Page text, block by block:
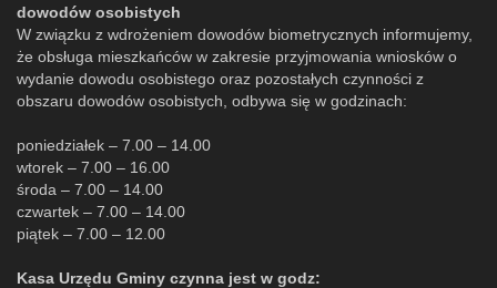
dowodów osobistych
W związku z wdrożeniem dowodów biometrycznych informujemy,
że obsługa mieszkańców w zakresie przyjmowania wniosków o
wydanie dowodu osobistego oraz pozostałych czynności z
obszaru dowodów osobistych, odbywa się w godzinach:
poniedziałek – 7.00 – 14.00
wtorek – 7.00 – 16.00
środa – 7.00 – 14.00
czwartek – 7.00 – 14.00
piątek – 7.00 – 12.00
Kasa Urzędu Gminy czynna jest w godz: